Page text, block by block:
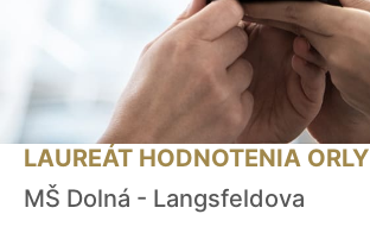
LAUREÁT HODNOTENIA ORLY
MŠ Dolná - Langsfeldova